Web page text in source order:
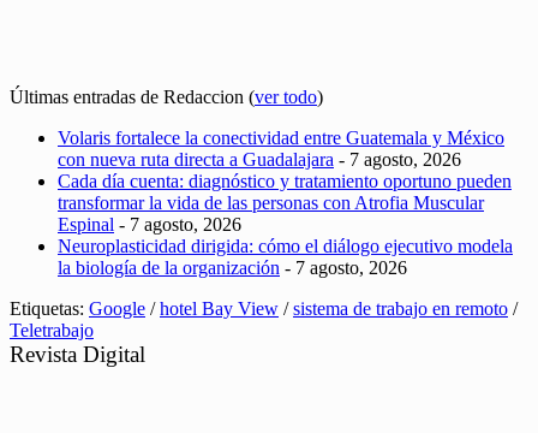
Últimas entradas de Redaccion (ver todo)
Volaris fortalece la conectividad entre Guatemala y México
con nueva ruta directa a Guadalajara - 7 agosto, 2026
Cada día cuenta: diagnóstico y tratamiento oportuno pueden
transformar la vida de las personas con Atrofia Muscular
Espinal - 7 agosto, 2026
Neuroplasticidad dirigida: cómo el diálogo ejecutivo modela
la biología de la organización - 7 agosto, 2026
Etiquetas: Google /hotel Bay View /sistema de trabajo en remoto /
Teletrabajo
Revista Digital